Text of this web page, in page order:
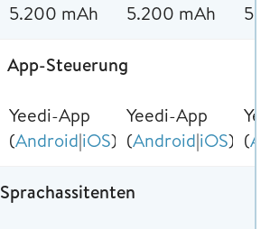
5.200 mAh 5.200 mAh
App-Steuerung
Yeedi-App
(Android|iOS)
Yeedi-App
(Android|iOS) (
Sprachassitenten